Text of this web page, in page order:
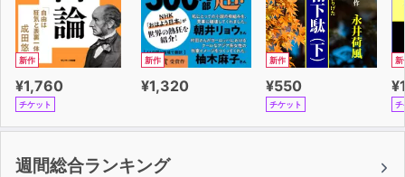
・あなたが失敗しても会社は潰れない。失敗のままで終わ
らせなければ成功だ
・できる人が教えるのではない。教えるからできるように
・叱るときは、思いきり叱る。でも怒ってはダメ
に考え続ける
新作
¥1,760
チケット
新作
¥1,320
新作
¥550
チケット
新
チ
週間総合ランキング